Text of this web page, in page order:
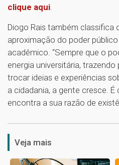
clique aqui
Diogo Rais também
aproximação do poder
acadêmico. “Sempre que o
energia universitária,
trocar ideias e experiências
a cidadania, a gente cresce. É
encontra a sua razão de
1
Veja mais